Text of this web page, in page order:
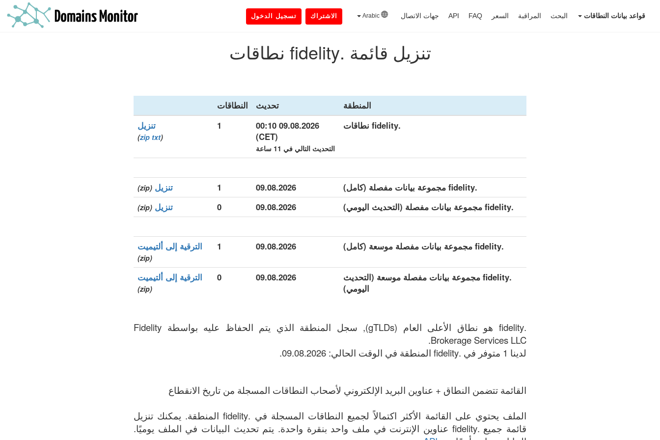
قواعد بيانات النطاقات البحث المراقبة السعر FAQ
API جهات الاتصال الاشتراك تسجيل الدخول
تنزيل قائمة .fidelity نطاقات
المنطقة تحديث
النطاقات
.fidelity نطاقات
09.08.2026 00:10
(CET)
التحديث التالي في 11 ساعة
1 تنزيل
(
zip txt
)
.fidelity مجموعة بيانات مفصلة (كامل) 09.08.2026
1 تنزيل (zip)
.fidelity مجموعة بيانات مفصلة (التحديث اليومي) 09.08.2026
0 تنزيل (zip)
.fidelity مجموعة بيانات مفصلة موسعة (كامل) 09.08.2026
1 الترقية إلى ألتيميت
(zip)
.fidelity مجموعة بيانات مفصلة موسعة (التحديث
اليومي)
09.08.2026
0 الترقية إلى ألتيميت
(zip)
.fidelity هو نطاق الأعلى العام (gTLDs), سجل المنطقة الذي يتم الحفاظ عليه بواسطة Fidelity
Brokerage Services LLC.
لدينا 1 متوفر في .fidelity المنطقة في الوقت الحالي: 09.08.2026.
القائمة تتضمن النطاق + عناوين البريد الإلكتروني لأصحاب النطاقات المسجلة من تاريخ الانقطاع
الملف يحتوي على القائمة الأكثر اكتمالاً لجميع النطاقات المسجلة في .fidelity المنطقة. يمكنك تنزيل
قائمة جميع .fidelity عناوين الإنترنت في ملف واحد بنقرة واحدة. يتم تحديث البيانات في الملف يوميًا.